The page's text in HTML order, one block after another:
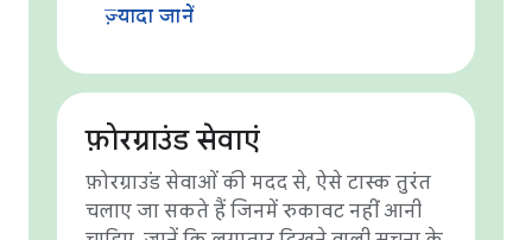
ज़्यादा जानें
फ़ोरग्राउंड सेवाएं
फ़ोरग्राउंड सेवाओं की मदद से, ऐसे टास्क तुरंत
चलाए जा सकते हैं जिनमें रुकावट नहीं आनी